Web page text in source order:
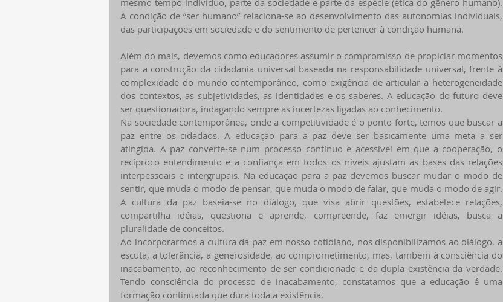
mesmo tempo indivíduo, parte da sociedade e parte da espécie (ética do gênero humano).
A condição de “ser humano” relaciona-se ao desenvolvimento das autonomias individuais,
das participações em sociedade e do sentimento de pertencer à condição humana.
Além do mais, devemos como educadores assumir o compromisso de propiciar momentos
para a construção da cidadania universal baseada na responsabilidade universal, frente à
complexidade do mundo contemporâneo, como exigência de articular a heterogeneidade
dos contextos, as subjetividades, as identidades e os saberes. A educação do futuro deve
ser questionadora, indagando sempre as incertezas ligadas ao conhecimento.
Na sociedade contemporânea, onde a competitividade é o ponto forte, temos que buscar a
paz entre os cidadãos. A educação para a paz deve ser basicamente uma meta a ser
atingida. A paz converte-se num processo contínuo e acessível em que a cooperação, o
recíproco entendimento e a confiança em todos os níveis ajustam as bases das relações
interpessoais e intergrupais. Na educação para a paz devemos buscar mudar o modo de
sentir, que muda o modo de pensar, que muda o modo de falar, que muda o modo de agir.
A cultura da paz baseia-se no diálogo, que visa abrir questões, estabelece relações,
compartilha idéias, questiona e aprende, compreende, faz emergir idéias, busca a
pluralidade de conceitos.
Ao incorporarmos a cultura da paz em nosso cotidiano, nos disponibilizamos ao diálogo, a
escuta, a tolerância, a generosidade, ao comprometimento, mas, também à consciência do
inacabamento, ao reconhecimento de ser condicionado e da dupla existência da verdade.
Tendo consciência do processo de inacabamento, constatamos que a educação é uma
formação continuada que dura toda a existência.